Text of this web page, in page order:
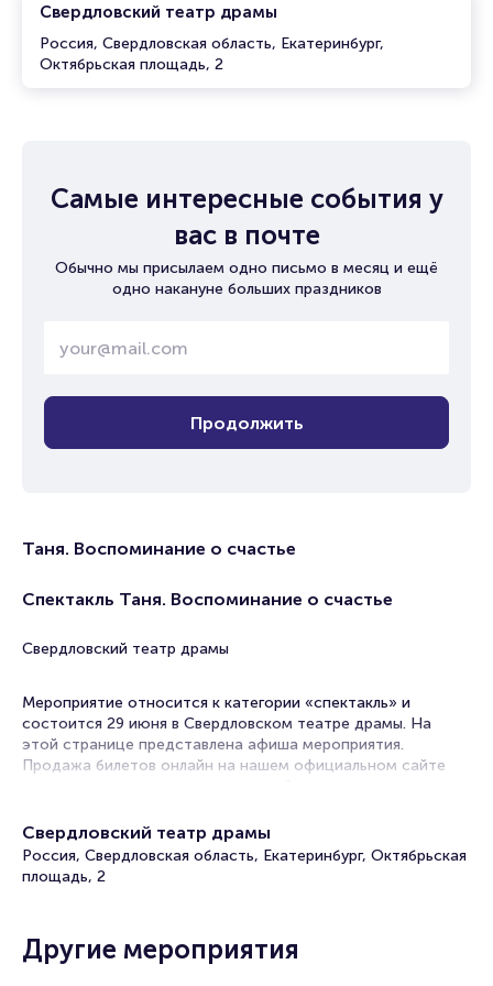
Свердловский театр драмы
Россия, Свердловская область, Екатеринбург,
Октябрьская площадь, 2
Самые интересные события у
вас в почте
Обычно мы присылаем одно письмо в месяц и ещё
одно накануне больших праздников
Продолжить
Таня. Воспоминание о счастье
Спектакль Таня. Воспоминание о счастье
Свердловский театр драмы
Мероприятие относится к категории «спектакль» и
состоится 29 июня в Свердловском театре драмы. На
этой странице представлена афиша мероприятия.
Продажа билетов онлайн на нашем официальном сайте
В афишах театров Екатеринбурга спектакли на любой
вкус! Постановки по произведениям классиков и
современников, драмы, комедии, трагикомедии. В их
настолько разнообразен, что вы гарантировано выберите,
Свердловский театр драмы
Россия, Свердловская область, Екатеринбург, Октябрьская
площадь, 2
Другие мероприятия